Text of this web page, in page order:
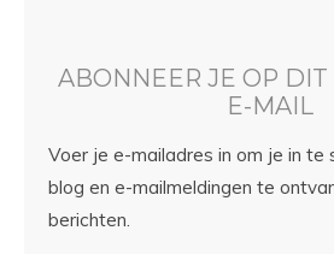
ABONNEER JE OP DIT
E-MAIL
Voer je e-mailadres in om je in te
blog en e-mailmeldingen te
berichten.